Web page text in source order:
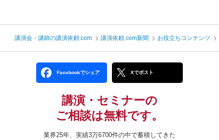
講演会・講師の講演依頼.com 講演依頼.com新聞 お役立ちコンテンツ
Facebookでシェア Xでポスト
講演・セミナーの
ご相談は無料です。
業界25年、実績3万6700件の中で蓄積してきた